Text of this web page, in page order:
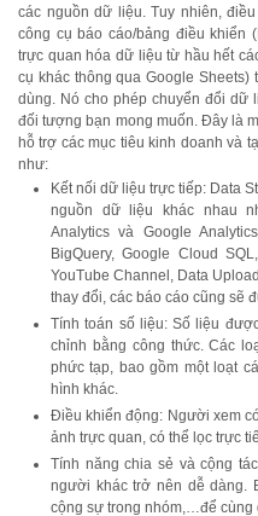
các nguồn dữ liệu. Tuy nhiên,
công cụ báo cáo/bảng điều khiển
trực quan hóa dữ liệu từ hầu hết
cụ khác thông qua Google
dùng. Nó cho phép chuyển đổi dữ
đối tượng bạn mong muốn. Đây là
hỗ trợ các mục tiêu kinh doanh và
như:
Kết nối dữ liệu trực tiếp: Data
nguồn dữ liệu khác nhau
Analytics và Google
BigQuery, Google Cloud
YouTube Channel, Data
thay đổi, các báo cáo cũng sẽ
Tính toán số liệu: Số liệu
chỉnh bằng công thức. Các
phức tạp, bao gồm một loạt
hình khác.
Điều khiển động: Người xem
ảnh trực quan, có thể lọc trực
Tính năng chia sẻ và cộng
người khác trở nên dễ dàng.
cộng sự trong nhóm,…để cùng